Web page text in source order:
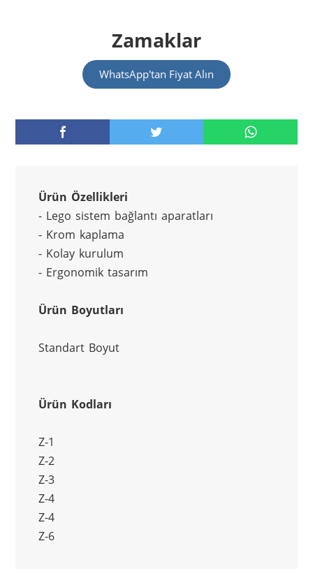
Zamaklar
WhatsApp'tan Fiyat Alın
Ürün Özellikleri
- Lego sistem bağlantı aparatları
- Krom kaplama
- Kolay kurulum
- Ergonomik tasarım
Ürün Boyutları
Standart Boyut
Ürün Kodları
Z-1
Z-2
Z-3
Z-4
Z-4
Z-6